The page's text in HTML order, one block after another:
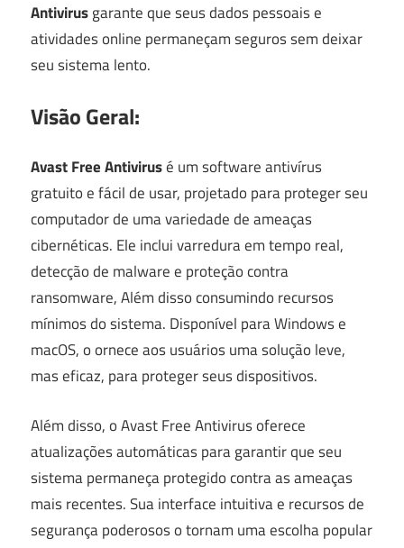
Antivirusgarante que seus dados pessoais e
atividades online permaneçam seguros sem deixar
seu sistema lento.
Visão Geral:
Avast Free Antivirusé um software antivírus
gratuito e fácil de usar, projetado para proteger seu
computador de uma variedade de ameaças
cibernéticas. Ele inclui varredura em tempo real,
detecção de malware e proteção contra
ransomware, Além disso consumindo recursos
mínimos do sistema. Disponível para Windows e
macOS, o ornece aos usuários uma solução leve,
mas eficaz, para proteger seus dispositivos.
Além disso, o Avast Free Antivirus oferece
atualizações automáticas para garantir que seu
sistema permaneça protegido contra as ameaças
mais recentes. Sua interface intuitiva e recursos de
segurança poderosos o tornam uma escolha popular